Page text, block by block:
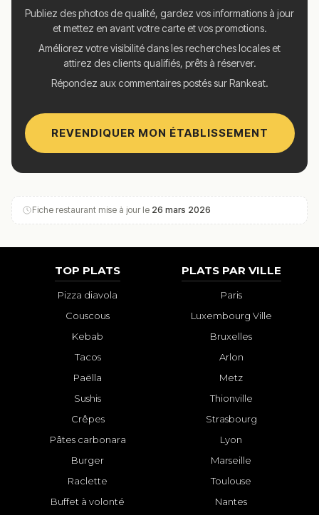
Publiez des photos de qualité, gardez vos informations à jour
et mettez en avant votre carte et vos promotions.
Améliorez votre visibilité dans les recherches locales et
attirez des clients qualifiés, prêts à réserver.
Répondez aux commentaires postés sur Rankeat.
REVENDIQUER MON ÉTABLISSEMENT
Fiche restaurant mise à jour le 26 mars 2026
TOP PLATS
Pizza diavola
Couscous
Kebab
Tacos
Paëlla
Sushis
Crêpes
Pâtes carbonara
Burger
Raclette
Buffet à volonté
PLATS PAR VILLE
Paris
Luxembourg Ville
Bruxelles
Arlon
Metz
Thionville
Strasbourg
Lyon
Marseille
Toulouse
Nantes